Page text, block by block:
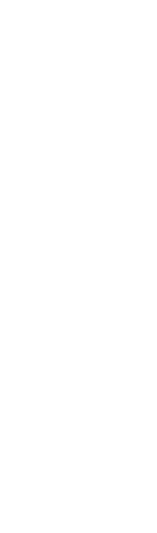
delante y
club